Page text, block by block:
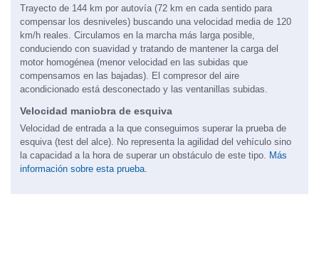
Trayecto de 144 km por autovía (72 km en cada sentido para
compensar los desniveles) buscando una velocidad media de 120
km/h reales. Circulamos en la marcha más larga posible,
conduciendo con suavidad y tratando de mantener la carga del
motor homogénea (menor velocidad en las subidas que
compensamos en las bajadas). El compresor del aire
acondicionado está desconectado y las ventanillas subidas.
Velocidad maniobra de esquiva
Velocidad de entrada a la que conseguimos superar la prueba de
esquiva (test del alce). No representa la agilidad del vehículo sino
la capacidad a la hora de superar un obstáculo de este tipo. Más
información sobre esta prueba.